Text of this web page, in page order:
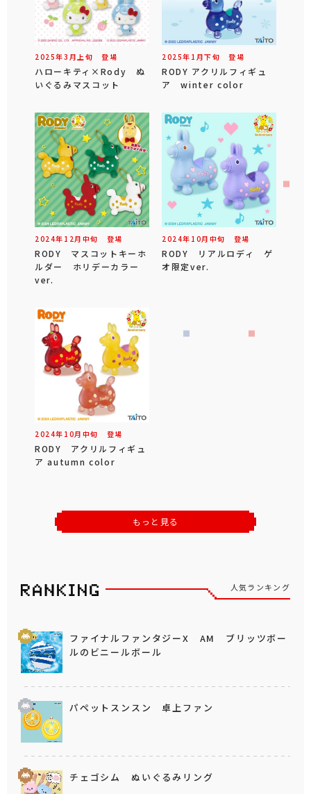
2025年3 月 上旬 登場
ハローキティ×Rody ぬ
いぐるみマスコット
2025年 1 月下旬 登場
RODY アクリルフィギュ
ア winter color
2024年 12 月 中旬 登場
RODY マスコットキーホ
ルダー ホリデーカラー
ver.
2024年 10月 中旬 登場
RODY リアルロディ ゲ
オ限定ver.
2024年 10月 中旬 登場
RODY アクリルフィギュ
ア autumn color
もっと見る
人気ランキング
ファイナルファンタジーX AM ブリッツボー
ルのビニールボール
パペットスンスン 卓上ファン
チェゴシム ぬいぐるみリング